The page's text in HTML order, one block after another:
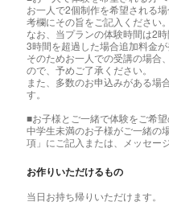
お一人で2個制作を希望される
考欄にその旨をご記入ください。
なお、当プランの体験時間は2
3時間を超過した場合追加料金が
そのためお一人での受講の場合
ので、予めご了承ください。
また、多数のお申込みがある場
す。
■お子様とご一緒で体験をご希
中学生未満のお子様がご一緒の
項」にご記入または、メッセー
お作りいただけるもの
当日お持ち帰りいただけます。